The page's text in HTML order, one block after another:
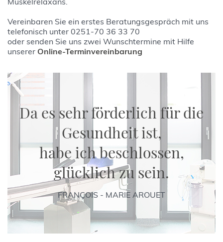
Vereinbaren Sie ein erstes Beratungsgespräch mit uns
telefonisch unter 0251-70 36 33 70
oder senden Sie uns zwei Wunschtermine mit Hilfe
unserer Online-Terminvereinbarung
Da es sehr förderlich für die
Gesundheit ist,
habe ich beschlossen,
glücklich zu sein.
FRANÇOIS - MARIE AROUET